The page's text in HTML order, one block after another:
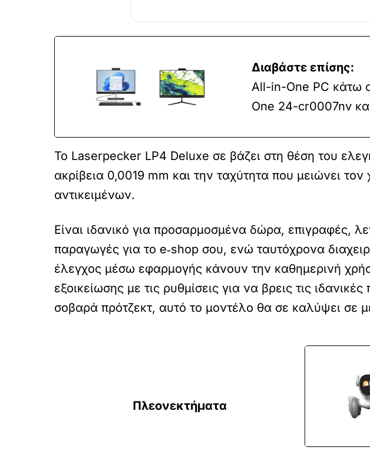
Διαβάστε επίσης:
All-in-One PC κάτω
One 24-cr0007nv
Το Laserpecker LP4 Deluxe σε βάζει στη θέση του
ακρίβεια 0,0019 mm και την ταχύτητα που μειώνει
αντικειμένων.
Είναι ιδανικό για προσαρμοσμένα δώρα, επιγραφές,
παραγωγές για το e‑shop σου, ενώ ταυτόχρονα
έλεγχος μέσω εφαρμογής κάνουν την καθημερινή
εξοικείωσης με τις ρυθμίσεις για να βρεις τις
σοβαρά πρότζεκτ, αυτό το μοντέλο θα σε καλύψει σε
Πλεονεκτήματα